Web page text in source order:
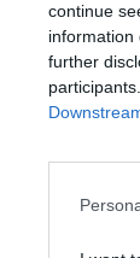
continue
information
further